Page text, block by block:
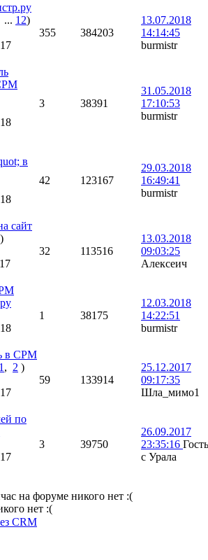
... 12)
355 384203
13.07.2018
14:14:45
burmistr
3 38391
31.05.2018
17:10:53
burmistr
в
42 123167
29.03.2018
16:49:41
burmistr
сайт
)
32 113516
13.03.2018
09:03:25
Алексеич
1 38175
12.03.2018
14:22:51
burmistr
в СРМ
1 , 2 )
59 133914
25.12.2017
09:17:35
Шла_мимо1
по
3 39750
26.09.2017
23:35:16 Гость
с Урала
на форуме никого нет :(
нет :(
CRM